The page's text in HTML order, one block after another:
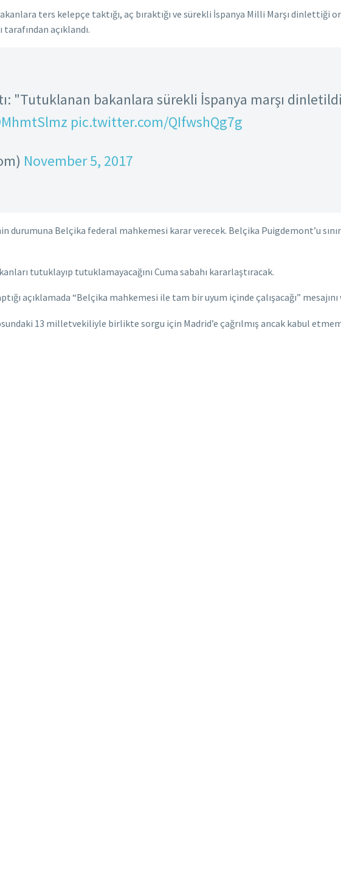
ters kelepçe taktığı, aç bıraktığı ve sürekli İspanya Milli Marşı dinlettiği
tarafından açıklandı.
"Tutuklanan bakanlara sürekli İspanya marşı dinletildi,
pic.twitter.com/QIfwshQg7g
November 5, 2017
Belçika federal mahkemesi karar verecek. Belçika Puigdemont’u sınır
tutuklayıp tutuklamayacağını Cuma sabahı kararlaştıracak.
açıklamada “Belçika mahkemesi ile tam bir uyum içinde çalışacağı”
13 milletvekiliyle birlikte sorgu için Madrid’e çağrılmış ancak kabul